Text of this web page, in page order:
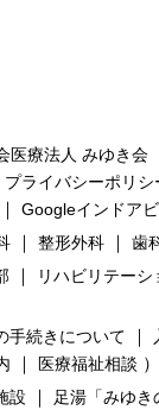
医療法人 みゆき会
プライバシーポリ
｜ Googleインドア
｜ 整形外科 ｜ 歯
｜ リハビリテーシ
手続きについて ｜
｜ 医療福祉相談 ）
設 ｜ 足湯「みゆき